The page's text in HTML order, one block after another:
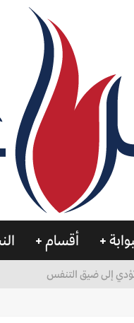
أقسام
إلى ضيق التنفس